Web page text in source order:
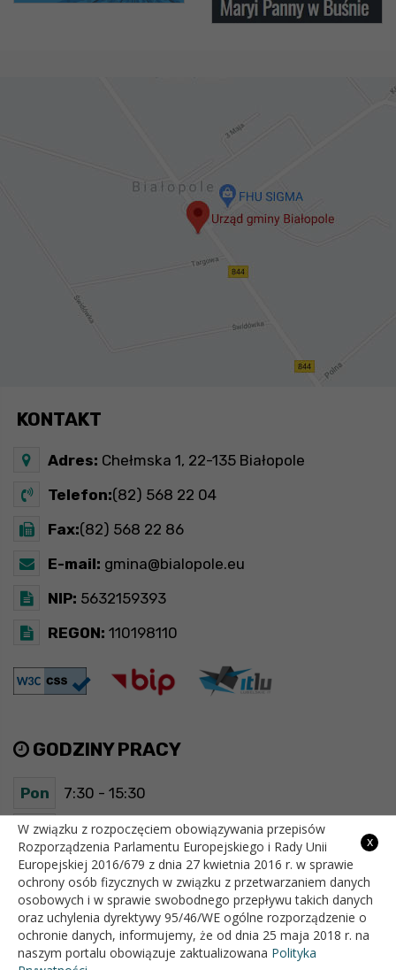
KONTAKT
Adres: Chełmska 1, 22-135 Białopole
Telefon:(82) 568 22 04
Fax:(82) 568 22 86
E-mail: gmina@bialopole.eu
NIP: 5632159393
REGON: 110198110
GODZINY PRACY
Pon 7:30 - 15:30
Wt 7:30 - 15:30
Śr 7:30 - 15:30
Czw 7:30 - 15:30
Pt 7:30 - 15:30
x
W związku z rozpoczęciem obowiązywania przepisów
Rozporządzenia Parlamentu Europejskiego i Rady Unii
Europejskiej 2016/679 z dnia 27 kwietnia 2016 r. w sprawie
ochrony osób fizycznych w związku z przetwarzaniem danych
osobowych i w sprawie swobodnego przepływu takich danych
oraz uchylenia dyrektywy 95/46/WE ogólne rozporządzenie o
ochronie danych, informujemy, że od dnia 25 maja 2018 r. na
naszym portalu obowiązuje zaktualizowana Polityka